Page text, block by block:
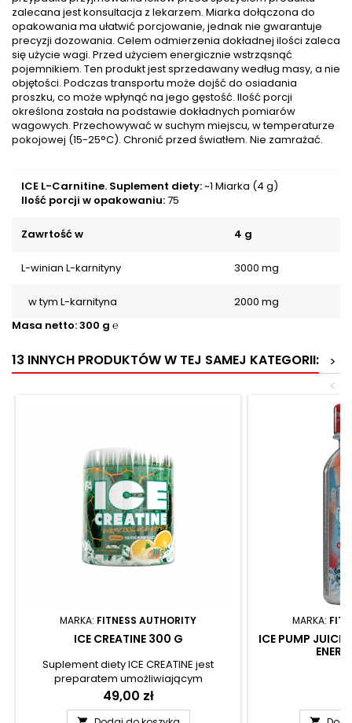
zalecana jest konsultacja z lekarzem. Miarka dołączona do
opakowania ma ułatwić porcjowanie, jednak nie gwarantuje
precyzji dozowania. Celem odmierzenia dokładnej ilości zaleca
się użycie wagi. Przed użyciem energicznie wstrząsnąć
pojemnikiem. Ten produkt jest sprzedawany według masy, a nie
objętości. Podczas transportu może dojść do osiadania
proszku, co może wpłynąć na jego gęstość. Ilość porcji
określona została na podstawie dokładnych pomiarów
wagowych. Przechowywać w suchym miejscu, w temperaturze
pokojowej (15-25°C). Chronić przed światłem. Nie zamrażać.
ICE L-Carnitine. Suplement diety:~1 Miarka (4 g)
Ilość porcji w opakowaniu:75
Zawrtość w 4 g
L-winian L-karnityny 3000 mg
w tym L-karnityna
2000 mg
Masa netto:300 g ℮
13 INNYCH PRODUKTÓW W TEJ SAMEJ KATEGORII:
>
<
MARKA: FITNESS AUTHORITY
ICE CREATINE 300 G
Suplement diety ICE CREATINE jest
preparatem umożliwiającym
wzbogacenie codziennej diety w czysty
monohydrat kreatyny – jeden z
Cena
49,00 zł
MARKA:
ICE PUMP JUICE